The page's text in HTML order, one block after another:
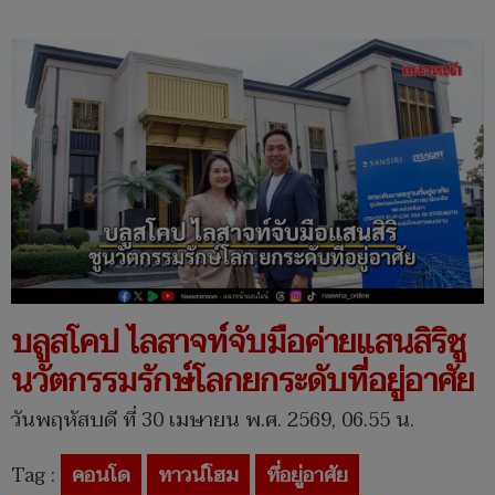
บลูสโคป ไลสาจท์จับมือค่ายแสนสิริชู
นวัตกรรมรักษ์โลกยกระดับที่อยู่อาศัย
วันพฤหัสบดี ที่ 30 เมษายน พ.ศ. 2569, 06.55 น.
Tag : คอนโด ทาวน์โฮม
ที่อยู่อาศัย